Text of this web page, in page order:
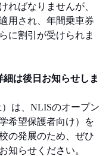
ればなりませんが、
用され、年間乗車券
に割引が受けられま
細は後日お知らせしま
土）は、NLISのオープン
希望保護者向け）を
の発展のため、ぜひ
知らせください。